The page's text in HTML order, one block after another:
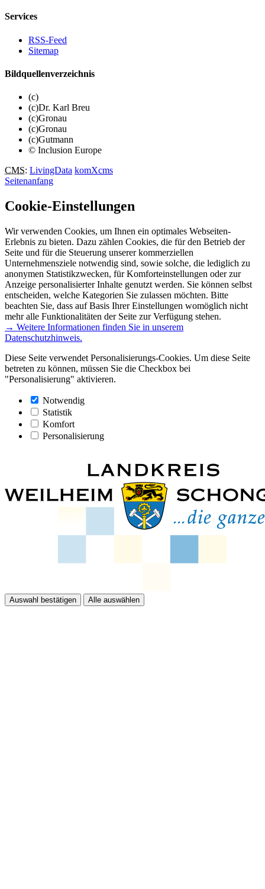
Services
RSS-Feed
Sitemap
Bildquellenverzeichnis
(c)
(c)Dr. Karl Breu
(c)Gronau
(c)Gronau
(c)Gutmann
© Inclusion Europe
CMS: LivingData komXcms
Seitenanfang
Cookie-Einstellungen
Wir verwenden Cookies, um Ihnen ein optimales Webseiten-
Erlebnis zu bieten. Dazu zählen Cookies, die für den Betrieb der
Seite und für die Steuerung unserer kommerziellen
Unternehmensziele notwendig sind, sowie solche, die lediglich zu
anonymen Statistikzwecken, für Komforteinstellungen oder zur
Anzeige personalisierter Inhalte genutzt werden. Sie können selbst
entscheiden, welche Kategorien Sie zulassen möchten. Bitte
beachten Sie, dass auf Basis Ihrer Einstellungen womöglich nicht
mehr alle Funktionalitäten der Seite zur Verfügung stehen.
→ Weitere Informationen finden Sie in unserem
Datenschutzhinweis.
Diese Seite verwendet Personalisierungs-Cookies. Um diese Seite
betreten zu können, müssen Sie die Checkbox bei
"Personalisierung" aktivieren.
Notwendig
Statistik
Komfort
Personalisierung
Auswahl bestätigen Alle auswählen